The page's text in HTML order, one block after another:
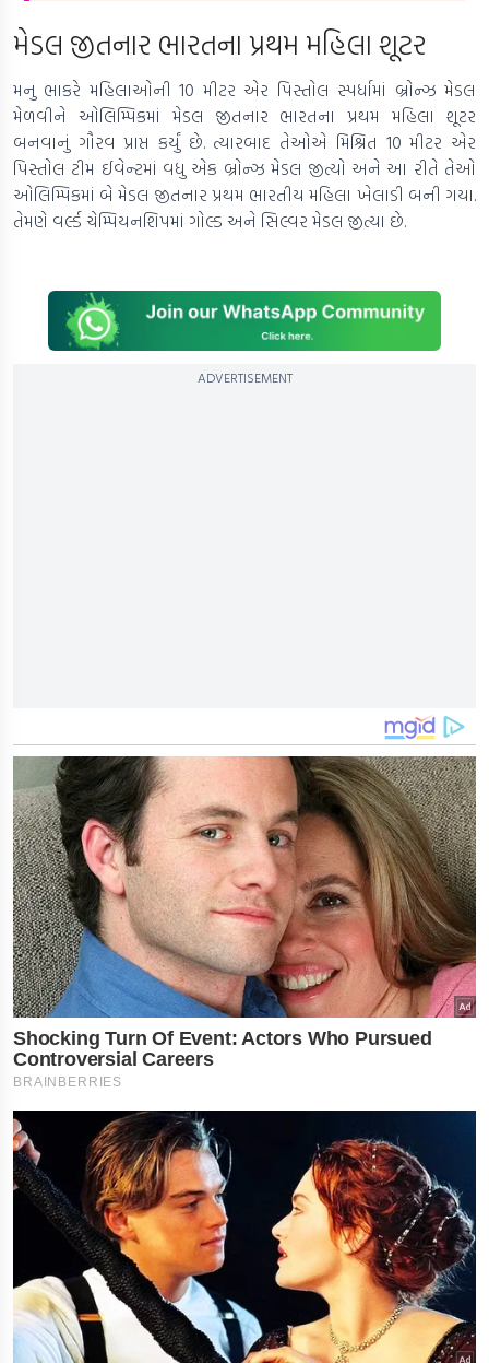
મેડલ જીતનાર ભારતના પ્રથમ મહિલા શૂટર
મનુ ભાકરે મહિલાઓની 10 મીટર એર પિસ્તોલ સ્પર્ધામાં બ્રોન્ઝ મેડલ
મેળવીને ઓલિમ્પિકમાં મેડલ જીતનાર ભારતના પ્રથમ મહિલા શૂટર
બનવાનું ગૌરવ પ્રાપ્ત કર્યું છે. ત્યારબાદ તેઓએ મિશ્રિત 10 મીટર એર
પિસ્તોલ ટીમ ઈવેન્ટમાં વધુ એક બ્રોન્ઝ મેડલ જીત્યો અને આ રીતે તેઓ
ઓલિમ્પિકમાં બે મેડલ જીતનાર પ્રથમ ભારતીય મહિલા ખેલાડી બની ગયા.
તેમણે વર્લ્ડ ચેમ્પિયનશિપમાં ગોલ્ડ અને સિલ્વર મેડલ જીત્યા છે.
ADVERTISEMENT